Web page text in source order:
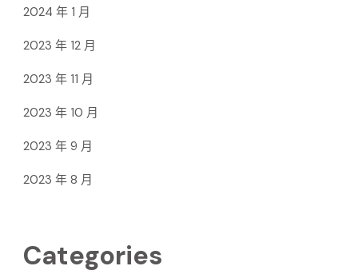
2024 年 1 月
2023 年 12 月
2023 年 11 月
2023 年 10 月
2023 年 9 月
2023 年 8 月
Categories